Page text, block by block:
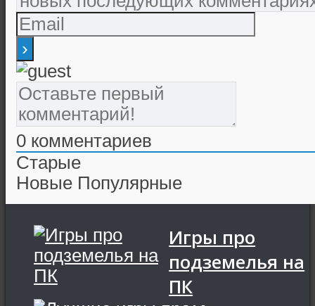
0 комментариев
Старые
Новые Популярные
Игры про
подземелья на
ПК